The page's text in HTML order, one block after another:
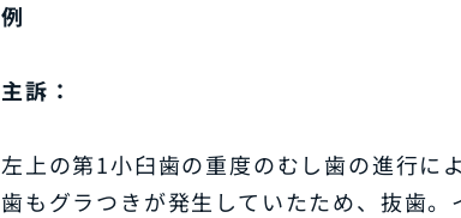
例
主訴：
左上の第1小臼歯の重度のむし歯の進行に
歯もグラつきが発生していたため、抜歯